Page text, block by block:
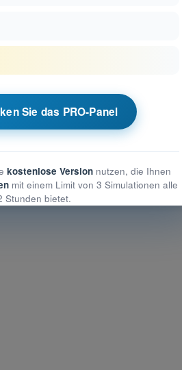
Theorieprüfungs-
Sie das PRO-Panel
kostenlose Versionnutzen, die Ihnen
mit einem Limit von 3 Simulationen alle
Stunden bietet.